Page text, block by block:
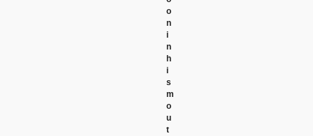
o
n
i
n
h
i
s
m
o
u
t